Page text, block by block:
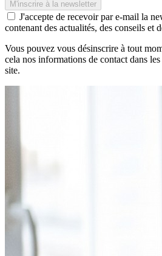
J'accepte de recevoir par e-mail la
contenant des actualités, des conseils et
Vous pouvez vous désinscrire à tout
cela nos informations de contact dans
site.